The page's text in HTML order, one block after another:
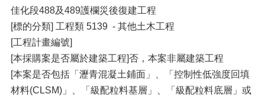
佳化段488及489護欄災後復建工程
[標的分類] 工程類 5139 - 其他土木工程
[工程計畫編號]
[本採購案是否屬於建築工程]否，本案非屬建築工程
[本案是否包括「瀝青混凝土鋪面」、「控制性低強度回填
材料(CLSM)」、「級配粒料基層」、「級配粒料底層」或